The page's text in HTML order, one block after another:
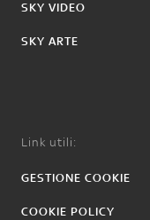
SKY VIDEO
SKY ARTE
Link utili:
GESTIONE COOKIE
COOKIE POLICY